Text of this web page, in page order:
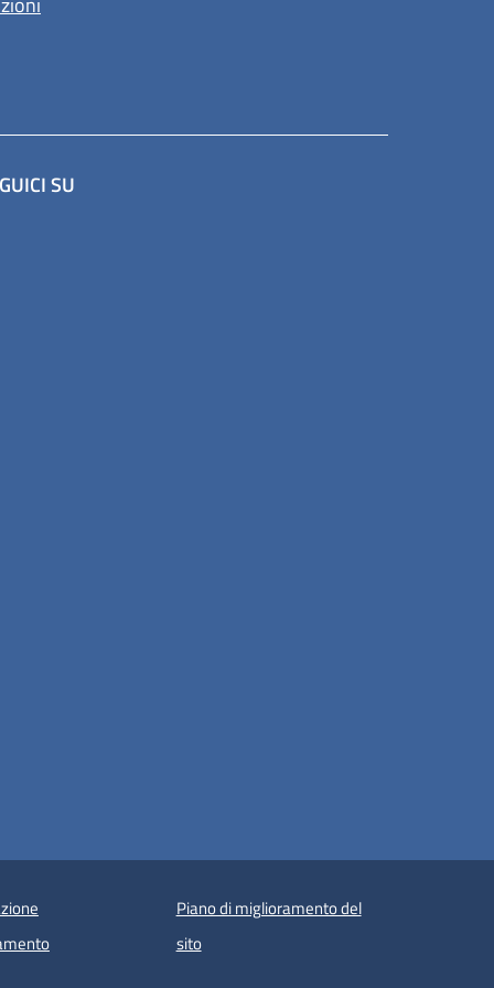
SU
Piano di miglioramento del
sito